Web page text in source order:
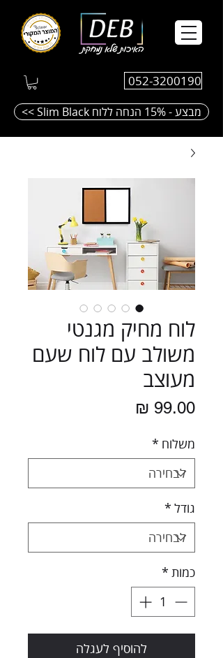
052-3200190
<< Slim Black מבצע - 15% הנחה ללוח
לוח מחיק מגנטי
משולב עם לוח שעם
מעוצב
משלוח *
גודל *
כמות *
להוסיף לעגלה